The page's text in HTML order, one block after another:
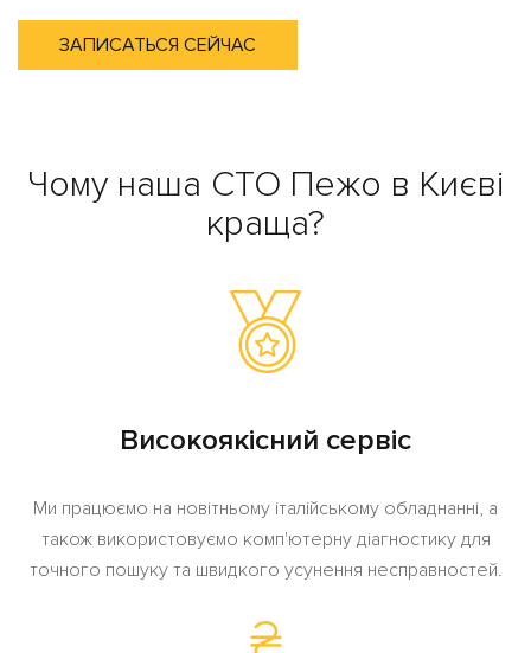
ЗАПИСАТЬСЯ СЕЙЧАС
Чому наша СТО Пежо в Києві
краща?
Високоякісний сервіс
Ми працюємо на новітньому італійському обладнанні, а
також використовуємо комп'ютерну діагностику для
точного пошуку та швидкого усунення несправностей.